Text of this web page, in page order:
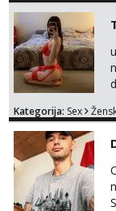
Kategorija: Sex